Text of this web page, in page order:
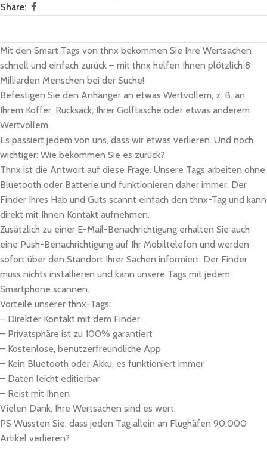
Share:
Mit den Smart Tags von thnx bekommen Sie Ihre Wertsachen
schnell und einfach zurück – mit thnx helfen Ihnen plötzlich 8
Milliarden Menschen bei der Suche!
Befestigen Sie den Anhänger an etwas Wertvollem, z. B. an
Ihrem Koffer, Rucksack, Ihrer Golftasche oder etwas anderem
Wertvollem.
Es passiert jedem von uns, dass wir etwas verlieren. Und noch
wichtiger: Wie bekommen Sie es zurück?
Thnx ist die Antwort auf diese Frage. Unsere Tags arbeiten ohne
Bluetooth oder Batterie und funktionieren daher immer. Der
Finder Ihres Hab und Guts scannt einfach den thnx-Tag und kann
direkt mit Ihnen Kontakt aufnehmen.
Zusätzlich zu einer E-Mail-Benachrichtigung erhalten Sie auch
eine Push-Benachrichtigung auf Ihr Mobiltelefon und werden
sofort über den Standort Ihrer Sachen informiert. Der Finder
muss nichts installieren und kann unsere Tags mit jedem
Smartphone scannen.
Vorteile unserer thnx-Tags:
– Direkter Kontakt mit dem Finder
– Privatsphäre ist zu 100% garantiert
– Kostenlose, benutzerfreundliche App
– Kein Bluetooth oder Akku, es funktioniert immer
– Daten leicht editierbar
– Reist mit Ihnen
Vielen Dank, Ihre Wertsachen sind es wert.
PS Wussten Sie, dass jeden Tag allein an Flughäfen 90.000
Artikel verlieren?